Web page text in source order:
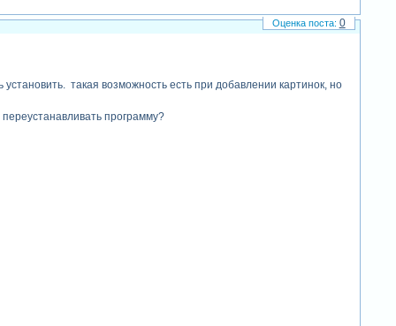
такая возможность есть при добавлении картинок, но
программу?
0